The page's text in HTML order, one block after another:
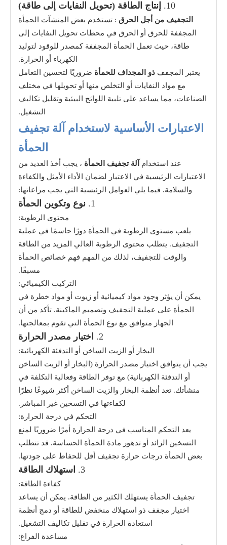
10. إنتاج الطاقة (تحويل النفايات إلى طاقة)
التجفيف من أجل الحرق : تستخدم بعض المنشآت الحمأة
المجففة للحرق أو الحرق في محطات تحويل النفايات إلى
طاقة، حيث تعمل الحمأة المجففة كمصدر للوقود لتوليد
الكهرباء أو الحرارة.
يعتبر المجفف ذو المجداف للحمأة ضروريًا لتحسين التعامل
مع مواد النفايات أو التخلص منها أو تحويلها في مختلف
الصناعات، مما يساعد على تلبية اللوائح البيئية وتقليل تكاليف
التشغيل.
الاعتبارات الأساسية لاستخدام آلة تجفيف
الحمأة
عند استخدام آلة تجفيف الحمأة ، يجب أخذ العديد من
الاعتبارات الرئيسية في الاعتبار لضمان الأداء الأمثل والكفاءة
والسلامة. فيما يلي العوامل الرئيسية التي يجب مراعاتها:
1. نوع وتكوين الحمأة
محتوى الرطوبة:
يلعب مستوى الرطوبة في الحمأة دورًا حاسمًا في عملية
التجفيف. يتطلب محتوى الرطوبة العالي المزيد من الطاقة
والوقت للتجفيف، لذلك من المهم فهم خصائص الحمأة
مسبقًا.
التركيب الكيميائي:
يمكن أن يؤثر وجود مواد كيميائية أو زيوت أو مواد خطرة في
الحمأة على عملية التجفيف وتصميم الماكينة. تأكد من أن
الجهاز متوافق مع نوع الحمأة التي تقوم بمعالجتها.
2. اختيار مصدر الحرارة
البخار أو الزيت الساخن أو التدفئة الكهربائية:
يجب أن يتوافق اختيار مصدر الحرارة (البخار أو الزيت الساخن
أو التدفئة الكهربائية) مع توفر الطاقة وفعالية التكلفة في
منشأتك. تعد أنظمة البخار والزيت الساخن أكثر شيوعًا نظرًا
لكفاءتها في التسخين غير المباشر.
التحكم في درجة الحرارة:
يعد التحكم المناسب في درجة الحرارة أمرًا ضروريًا لمنع
التسخين الزائد أو تدهور مادة الحمأة الحساسة. قد تتطلب
بعض الحمأة درجات حرارة تجفيف أقل للحفاظ على جودتها.
3. استهلاك الطاقة
كفاءة الطاقة:
تجفيف الحمأة يستهلك الكثير من الطاقة. يمكن أن يساعد
اختيار مجفف ذو استهلاك منخفض للطاقة أو دمج أنظمة
استعادة الحرارة في تقليل تكاليف التشغيل.
مساعدة الفراغ: